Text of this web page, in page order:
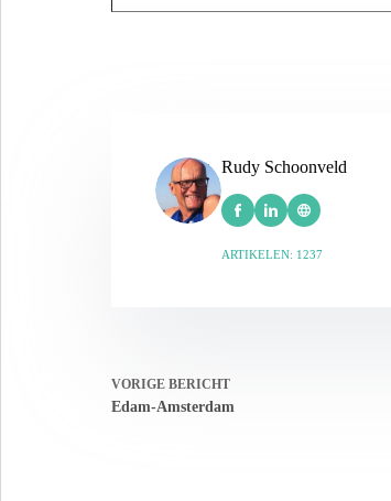
Rudy Schoonveld
ARTIKELEN: 1237
VORIGE BERICHT
Edam-Amsterdam